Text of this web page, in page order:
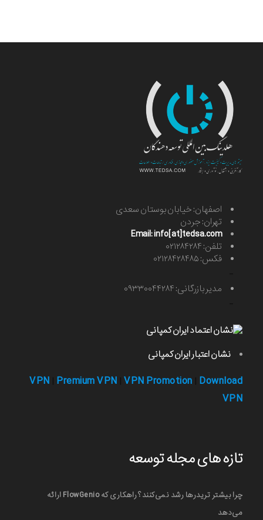
اصفهان: خیابان بوستان سعدی
تهران: جردن
Email: info[at]tedsa.com
تلفن: ۰۲۱۲۸۴۲۸۴
فکس: ۰۲۱۲۸۴۲۸۴۸۵
مدیر بازرگانی: ۰۹۳۳۰۰۴۴۲۸۴
نشان اعتبار ایران کمپانی
VPN Premium VPN VPN Promotion Download
VPN
تازه های مجله توسعه
چرا بیشتر تریدرها رشد نمی‌کنند؟ راهکاری که FlowGenio ارائه
می‌دهد